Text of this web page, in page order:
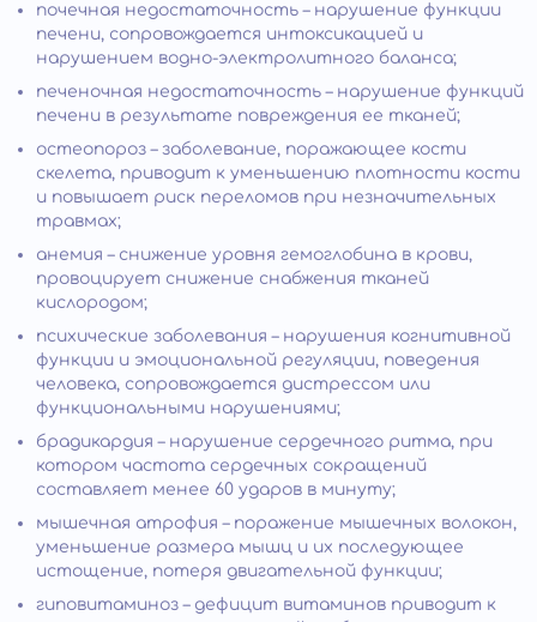
почечная недостаточность – нарушение функции
печени, сопровождается интоксикацией и
нарушением водно-электролитного баланса;
печеночная недостаточность – нарушение функций
печени в результате повреждения ее тканей;
остеопороз – заболевание, поражающее кости
скелета, приводит к уменьшению плотности кости
и повышает риск переломов при незначительных
травмах;
анемия – снижение уровня гемоглобина в крови,
провоцирует снижение снабжения тканей
кислородом;
психические заболевания – нарушения когнитивной
функции и эмоциональной регуляции, поведения
человека, сопровождается дистрессом или
функциональными нарушениями;
брадикардия – нарушение сердечного ритма, при
котором частота сердечных сокращений
составляет менее 60 ударов в минуту;
мышечная атрофия – поражение мышечных волокон,
уменьшение размера мышц и их последующее
истощение, потеря двигательной функции;
гиповитаминоз – дефицит витаминов приводит к